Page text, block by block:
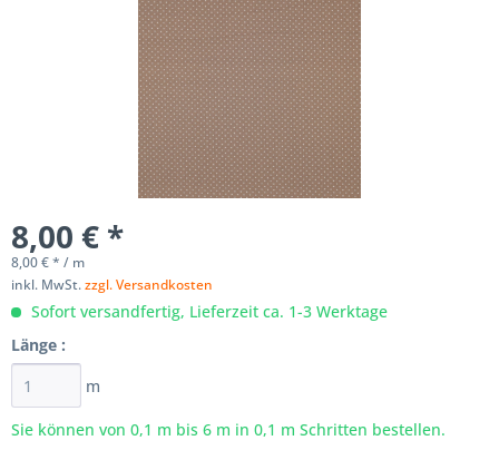
8,00 € *
8,00 € * / m
inkl. MwSt.zzgl. Versandkosten
Sofort versandfertig, Lieferzeit ca. 1-3 Werktage
Länge :
m
Sie können von 0,1 m bis 6 m in 0,1 m Schritten bestellen.